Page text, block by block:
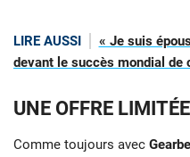
LIRE AUSSI
« Je suis
devant le succès mondial de
UNE OFFRE
Comme toujours avec